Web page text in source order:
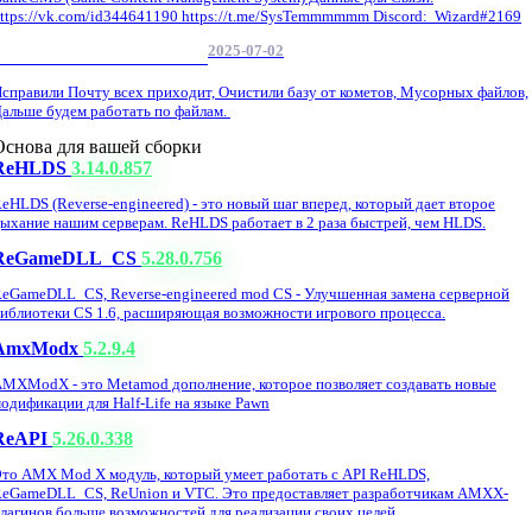
vk.com/id344641190 https://t.me/SysTemmmmmm Discord: Wizard#2169
2025-07-02
Почту всех приходит, Очистили базу от кометов, Мусорных файлов,
будем работать по файлам.
для вашей сборки
3.14.0.857
(Reverse-engineered) - это новый шаг вперед, который дает второе
нашим серверам. ReHLDS работает в 2 раза быстрей, чем HLDS.
5.28.0.756
Reverse-engineered mod CS - Улучшенная замена серверной
CS 1.6, расширяющая возможности игрового процесса.
5.2.9.4
- это Metamod дополнение, которое позволяет создавать новые
для Half-Life на языке Pawn
5.26.0.338
AMX Mod X модуль, который умеет работать с API ReHLDS,
ReUnion и VTC. Это предоставляет разработчикам AMXX-